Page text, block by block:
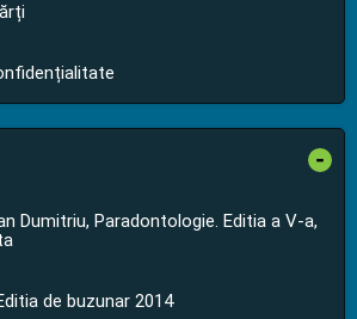
-
Dumitriu, Paradontologie. Editia a V-a,
de buzunar 2014